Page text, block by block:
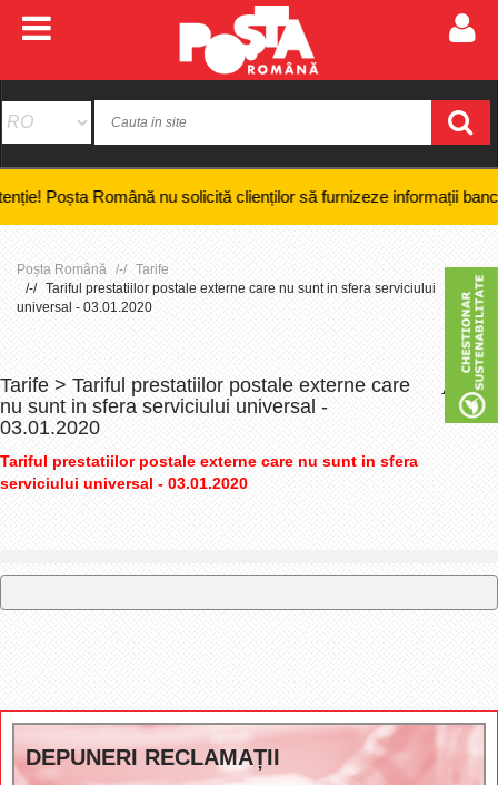
Română nu solicită clienților să furnizeze informații bancare
Poșta Română
Tarife
Tariful prestatiilor postale externe care nu sunt in sfera serviciului
universal - 03.01.2020
Tarife > Tariful prestatiilor postale externe care
nu sunt in sfera serviciului universal -
03.01.2020
Tariful prestatiilor postale externe care nu sunt in sfera
serviciului universal - 03.01.2020
DEPUNERI RECLAMAȚII